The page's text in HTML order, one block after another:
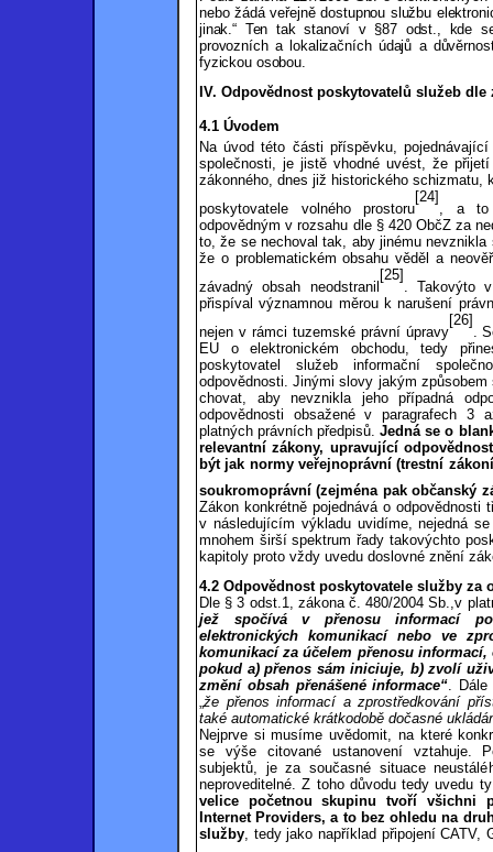
nebo žádá veřejně dostupnou službu
jinak.“ Ten tak stanoví v §87 odst., kde
provozních a lokalizačních údajů a
fyzickou osobou.
IV. Odpovědnost poskytovatelů služeb dle
4.1 Úvodem
Na úvod této části příspěvku,
společnosti, je jistě vhodné uvést, že
zákonného, dnes již historického schizmatu,
poskytovatele volného prostoru
[24]
, a to
odpovědným v rozsahu dle § 420 ObčZ za
to, že se nechoval tak, aby jinému
že o problematickém obsahu věděl a
závadný obsah neodstranil
[25]
. Takovýto
přispíval významnou měrou k narušení
nejen v rámci tuzemské právní úpravy
[26]
EU o elektronickém obchodu, tedy
poskytovatel služeb informační
odpovědnosti. Jinými slovy jakým
chovat, aby nevznikla jeho případná
odpovědnosti obsažené v paragrafech 3
platných právních předpisů.Jedná se o
relevantní zákony, upravující
být jak normy veřejnoprávní (trestní
soukromoprávní (zejména pak občanský
Zákon konkrétně pojednává o
v následujícím výkladu uvidíme, nejedná
mnohem širší spektrum řady takovýchto
kapitoly proto vždy uvedu doslovné znění
4.2 Odpovědnost poskytovatele služby za
Dle § 3 odst.1, zákona č. 480/2004 Sb.,v
jež spočívá v přenosu informací
elektronických komunikací nebo ve
komunikací za účelem přenosu
pokud a) přenos sám iniciuje, b) zvolí
změní obsah přenášené informace“
že přenos informací a zprostředkování
také automatické krátkodobě dočasné
Nejprve si musíme uvědomit, na které
se výše citované ustanovení vztahuje.
subjektů, je za současné situace
neproveditelné. Z toho důvodu tedy uvedu
velice početnou skupinu tvoří všichni
Internet Providers, a to bez ohledu na
služby , tedy jako například připojení